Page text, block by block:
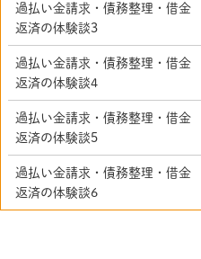
過払い金請求・債務整理・借金
返済の体験談3
過払い金請求・債務整理・借金
返済の体験談4
過払い金請求・債務整理・借金
返済の体験談5
過払い金請求・債務整理・借金
返済の体験談6